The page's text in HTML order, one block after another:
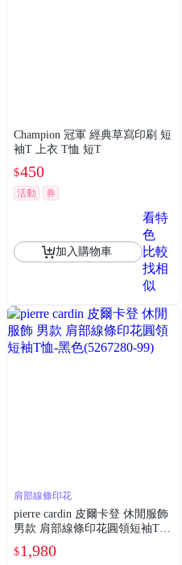
Champion 冠軍 經典草寫印刷 短
袖T 上衣 T恤 短T
$450
活動 券
加入購物車
看特
色
比較
找相
似
肩部線條印花
pierre cardin 皮爾卡登 休閒服飾
男款 肩部線條印花圓領短袖T
$1,980